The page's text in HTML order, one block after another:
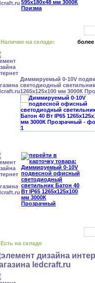
Наличие на складе: более
Диммируемый 0-10V
светодиодный
1265x125x100 мм 3000К
Есть на складе